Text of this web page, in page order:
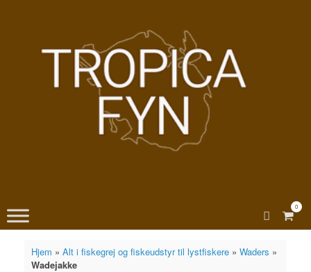
View
0
Hjem » Alt i fiskegrej og fiskeudstyr til lystfiskere» Waders »
Wadejakke